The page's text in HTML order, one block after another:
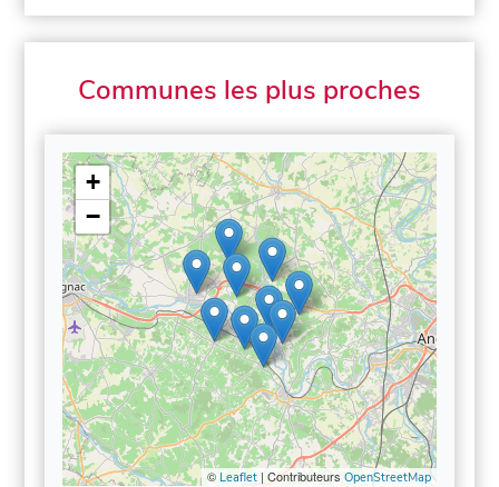
Communes les plus proches
+
−
© Leaflet| Contributeurs OpenStreetMap